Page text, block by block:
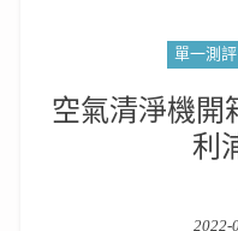
單一測評
空氣清淨機開
利
2022-